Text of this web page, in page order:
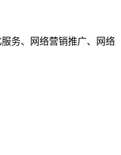
务、网络营销推广、网络